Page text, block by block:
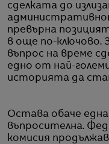
сделката до
превърна
в още по-ключово.
въпрос на време
едно от най-
историята да
Остава обаче
въпросителна.
комисия